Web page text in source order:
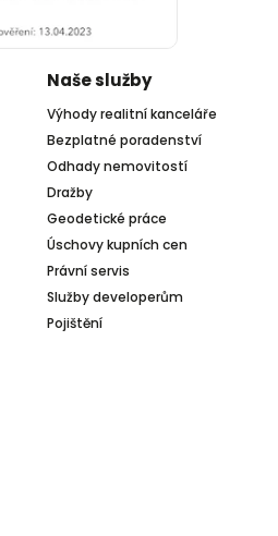
Naše služby
Výhody realitní kanceláře
Bezplatné poradenství
Odhady nemovitostí
Dražby
Geodetické práce
Úschovy kupních cen
Právní servis
Služby developerům
Pojištění